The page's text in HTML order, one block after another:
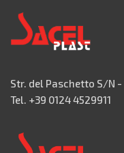
Str. del Paschetto S/N -
Tel. +39 0124 4529911